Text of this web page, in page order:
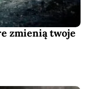
zmienią twoje